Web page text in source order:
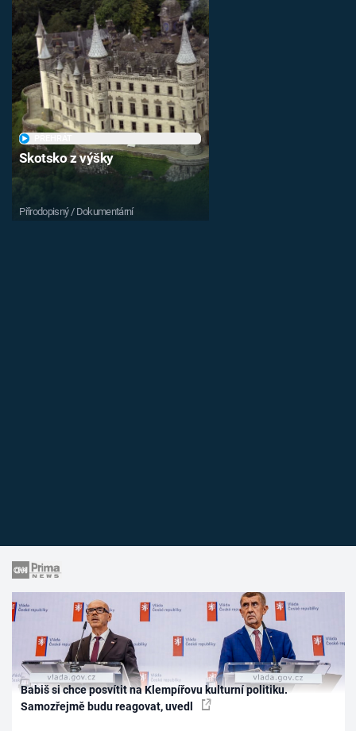
Skotsko z výšky
Přírodopisný / Dokumentární
Babiš si chce posvítit na Klempířovu kulturní politiku.
Samozřejmě budu reagovat, uvedl